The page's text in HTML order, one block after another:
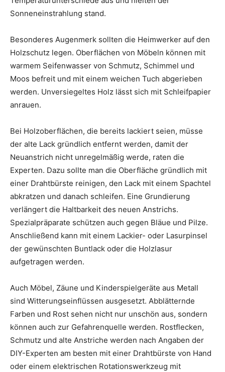
Sonneneinstrahlung stand.
Besonderes Augenmerk sollten die Heimwerker auf den
Holzschutz legen. Oberflächen von Möbeln können mit
warmem Seifenwasser von Schmutz, Schimmel und
Moos befreit und mit einem weichen Tuch abgerieben
werden. Unversiegeltes Holz lässt sich mit Schleifpapier
anrauen.
Bei Holzoberflächen, die bereits lackiert seien, müsse
der alte Lack gründlich entfernt werden, damit der
Neuanstrich nicht unregelmäßig werde, raten die
Experten. Dazu sollte man die Oberfläche gründlich mit
einer Drahtbürste reinigen, den Lack mit einem Spachtel
abkratzen und danach schleifen. Eine Grundierung
verlängert die Haltbarkeit des neuen Anstrichs.
Spezialpräparate schützen auch gegen Bläue und Pilze.
Anschließend kann mit einem Lackier- oder Lasurpinsel
der gewünschten Buntlack oder die Holzlasur
aufgetragen werden.
Auch Möbel, Zäune und Kinderspielgeräte aus Metall
sind Witterungseinflüssen ausgesetzt. Abblätternde
Farben und Rost sehen nicht nur unschön aus, sondern
können auch zur Gefahrenquelle werden. Rostflecken,
Schmutz und alte Anstriche werden nach Angaben der
DIY-Experten am besten mit einer Drahtbürste von Hand
oder einem elektrischen Rotationswerkzeug mit